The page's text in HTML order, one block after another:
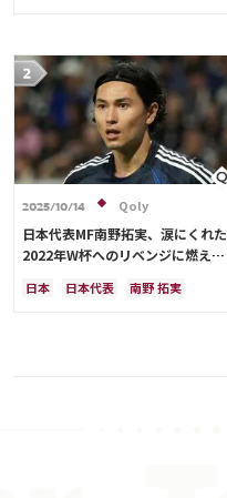
2025/10/14 Qoly
日本代表MF南野拓実、涙にくれた
2022年W杯へのリベンジに燃える
ー人生をかけた戦い」
日本 日本代表
南野 拓実